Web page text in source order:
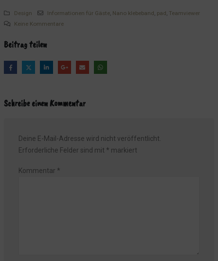
Design Informationen für Gäste, Nano klebeband, pad,Teamviewer
Keine Kommentare
Beitrag teilen
Schreibe einen Kommentar
Deine E-Mail-Adresse wird nicht veröffentlicht.
Erforderliche Felder sind mit * markiert
Kommentar *